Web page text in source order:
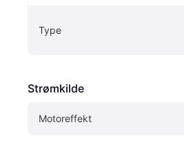
Type
Strømkilde
Motoreffekt